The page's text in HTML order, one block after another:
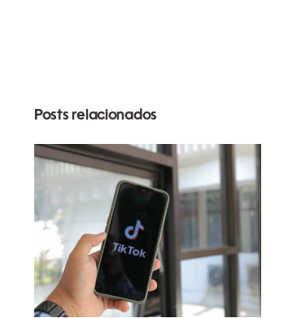
Posts relacionados
Maximizando o
Alcance:
Ferramentas Eficazes
de Postagem
Multiplataforma para
2024